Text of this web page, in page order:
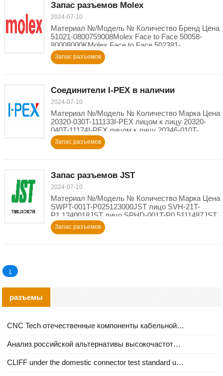
Запас разъемов Molex
2024-07-10
Материал №/Модель № Количество Бренд Цена
51021-0800759008Molex Face to Face 50058-
80008000KMolex Face to Face 502381-
0000288954Molex Face to Face 51021-
100064243Molex
Запас разъемов
Соединители I-PEX в наличии
2024-07-10
Материал №/Модель № Количество Марка Цена
20320-030T-111133I-PEX лицом к лицу 20320-
040T-11174I-PEX лицом к лицу 20346-010T-
32R65I-PEX лицом к лицу 20346-015T-32R27I-
PEX
Запас разъемов
Запас разъемов JST
2024-07-10
Материал №/Модель № Количество Марка Цена
SWPT-001T-P025123000JST лицо SVH-21T-
P1.1340018JST лицо SPHD-001T-P0.5111487JST
лицо BM03B-PASS-TFT38
Запас разъемов
1
разъемы
CNC Tech отечественные компоненты кабельной арматуры оценка и руководство по производственному внедрению
Анализ российской альтернативы высокочастотных кабельных колодцев I-PEX
CLIFF under the domestic connector test standard update